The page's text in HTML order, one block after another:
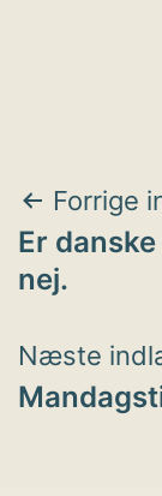
Forrige
Er
nej.
Næste